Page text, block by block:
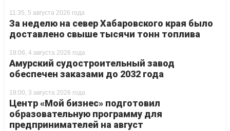
11:35, 5 августа 2026 года
За неделю на север Хабаровского края было
доставлено свыше тысячи тонн топлива
18:06, 4 августа 2026 года
Амурский судостроительный завод
обеспечен заказами до 2032 года
18:00, 3 августа 2026 года
Центр «Мой бизнес» подготовил
образовательную программу для
предпринимателей на август